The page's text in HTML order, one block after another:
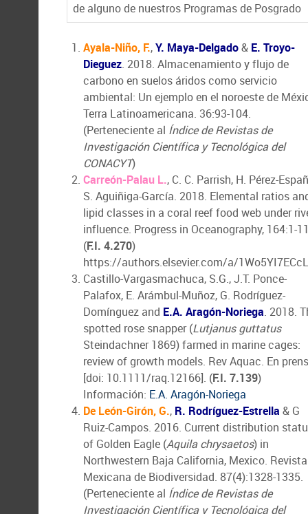
de alguno de nuestros Programas de Posgrado
Ayala-Niño, F.,Y. Maya-Delgado& E. Troyo-
Dieguez. 2018. Almacenamiento y flujo de
carbono en suelos áridos como servicio
ambiental: Un ejemplo en el noroeste de
Terra Latinoamericana. 36:93-104.
(Perteneciente al Índice de Revistas de
Investigación Científica y Tecnológica del
CONACYT)
Carreón-Palau L., C. C. Parrish, H. Pérez-
S. Aguiñiga-García. 2018. Elemental ratios
lipid classes in a coral reef food web under
influence. Progress in Oceanography, 164:1-
(F.I. 4.270)
https://authors.elsevier.com/a/
Castillo-Vargasmachuca, S.G., J.T. Ponce-
Palafox, E. Arámbul-Muñoz, G. Rodríguez-
Domínguez and E.A. Aragón-Noriega. 2018.
spotted rose snapper (Lutjanus guttatus
Steindachner 1869) farmed in marine cages:
review of growth models. Rev Aquac. En
[doi: 10.1111/raq.12166]. (F.I. 7.139)
Información: E.A. Aragón-Noriega
De León-Girón, G., R. Rodríguez-Estrella & G
Ruiz-Campos. 2016. Current distribution
of Golden Eagle (Aquila chrysaetos) in
Northwestern Baja California, Mexico. Revista
Mexicana de Biodiversidad. 87(4):1328-1335.
(Perteneciente al Índice de Revistas de
Investigación Científica y Tecnológica del